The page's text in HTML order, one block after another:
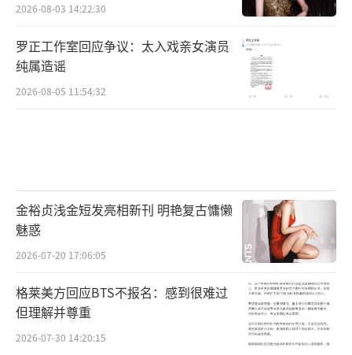
2026-08-03 14:22:30
罗正工作室回应争议：太入戏亲女演员
纯属造谣
2026-08-05 11:54:32
金裕贞浅金短发亮相新刊 明艳复古慵懒
魅惑
2026-07-20 17:06:05
格莱美方回应BTS不报名：感到很难过
但理解并尊重
2026-07-30 14:20:15